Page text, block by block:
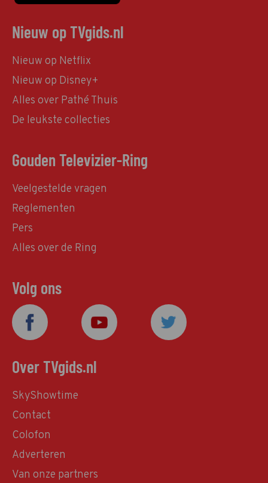
Nieuw op TVgids.nl
Nieuw op Netflix
Nieuw op Disney+
Alles over Pathé Thuis
De leukste collecties
Gouden Televizier-Ring
Veelgestelde vragen
Reglementen
Pers
Alles over de Ring
Volg ons
Over TVgids.nl
SkyShowtime
Contact
Colofon
Adverteren
Van onze partners